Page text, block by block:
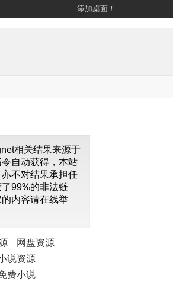
添加桌面！
相关结果来源于
自动获得，本站
不对结果承担任
99%的非法链
内容请在线举
网盘资源
说资源
费小说